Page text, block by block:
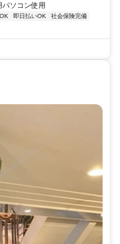
パソコン使用
即日払いOK
社会保険完備